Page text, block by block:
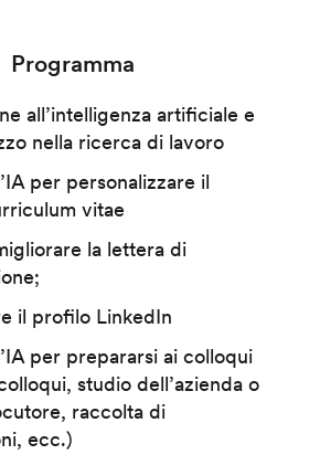
Programma
all’intelligenza artificiale e
nella ricerca di lavoro
per personalizzare il
vitae
la lettera di
il profilo LinkedIn
per prepararsi ai colloqui
studio dell’azienda o
raccolta di
ecc.)